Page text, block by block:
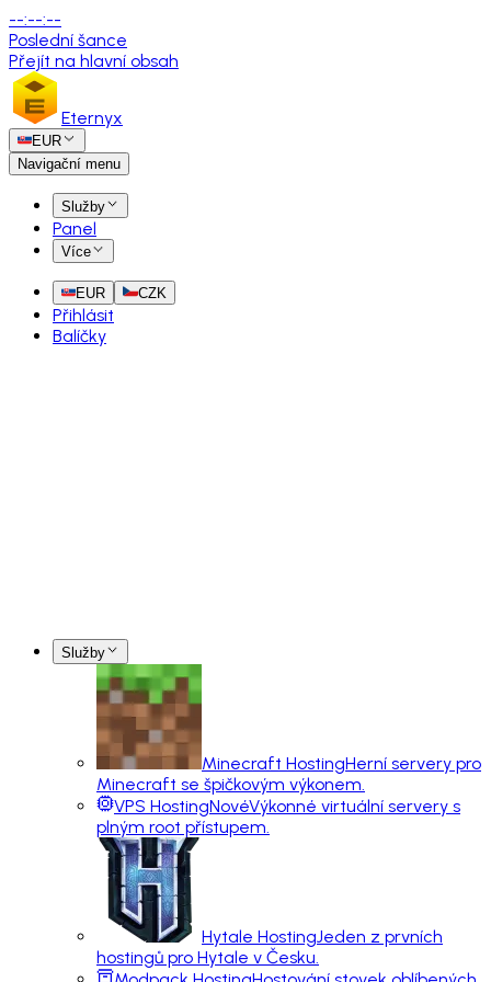
--:--:--
Poslední šance
Přejít na hlavní obsah
Eternyx
EUR
Navigační menu
Služby
Panel
Více
EUR CZK
Přihlásit
Balíčky
Služby
Minecraft HostingHerní servery pro
Minecraft se špičkovým výkonem.
VPS HostingNovéVýkonné virtuální servery s
plným root přístupem.
Hytale HostingJeden z prvních
hostingů pro Hytale v Česku.